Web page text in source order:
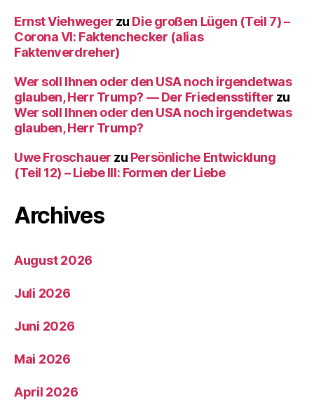
Ernst Viehweger zu Die großen Lügen (Teil 7) –
Corona VI: Faktenchecker (alias
Faktenverdreher)
Wer soll Ihnen oder den USA noch irgendetwas
glauben, Herr Trump? — Der Friedensstifter zu
Wer soll Ihnen oder den USA noch irgendetwas
glauben, Herr Trump?
Uwe Froschauer zu Persönliche Entwicklung
(Teil 12) – Liebe III: Formen der Liebe
Archives
August 2026
Juli 2026
Juni 2026
Mai 2026
April 2026